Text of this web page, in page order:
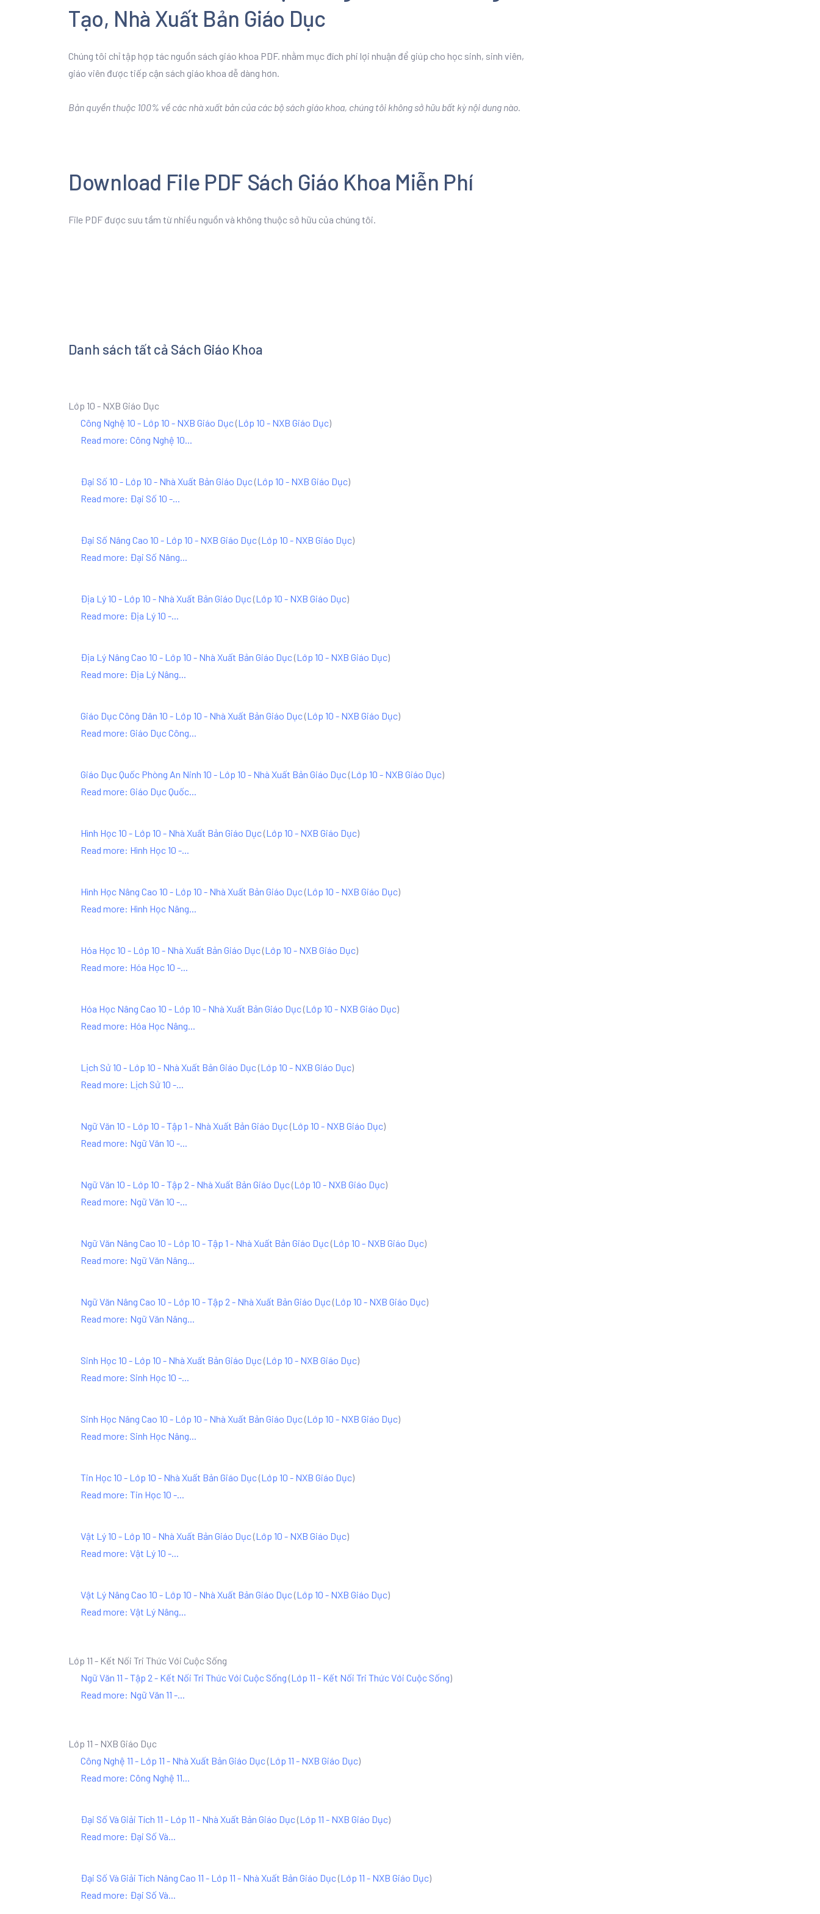
Tạo, Nhà Xuất Bản Giáo Dục
Chúng tôi chỉ tập hợp tác nguồn sách giáo khoa PDF. nhằm mục đích phi lợi nhuận để giúp cho học sinh, sinh viên,
giáo viên được tiếp cận sách giáo khoa dễ dàng hơn.
Bản quyền thuộc 100% về các nhà xuất bản của các bộ sách giáo khoa, chúng tôi không sở hữu bất kỳ nội dung nào.
Download File PDF Sách Giáo Khoa Miễn Phí
File PDF được sưu tầm từ nhiều nguồn và không thuộc sở hữu của chúng tôi.
Danh sách tất cả Sách Giáo Khoa
Lớp 10 - NXB Giáo Dục
Công Nghệ 10 - Lớp 10 - NXB Giáo Dục(Lớp 10 - NXB Giáo Dục)
Read more: Công Nghệ 10...
Đại Số 10 - Lớp 10 - Nhà Xuất Bản Giáo Dục(Lớp 10 - NXB Giáo Dục)
Read more: Đại Số 10 -...
Đại Số Nâng Cao 10 - Lớp 10 - NXB Giáo Dục(Lớp 10 - NXB Giáo Dục)
Read more: Đại Số Nâng...
Địa Lý 10 - Lớp 10 - Nhà Xuất Bản Giáo Dục(Lớp 10 - NXB Giáo Dục)
Read more: Địa Lý 10 -...
Địa Lý Nâng Cao 10 - Lớp 10 - Nhà Xuất Bản Giáo Dục(Lớp 10 - NXB Giáo Dục)
Read more: Địa Lý Nâng...
Giáo Dục Công Dân 10 - Lớp 10 - Nhà Xuất Bản Giáo Dục(Lớp 10 - NXB Giáo Dục)
Read more: Giáo Dục Công...
Giáo Dục Quốc Phòng An Ninh 10 - Lớp 10 - Nhà Xuất Bản Giáo Dục(Lớp 10 - NXB Giáo Dục)
Read more: Giáo Dục Quốc...
Hình Học 10 - Lớp 10 - Nhà Xuất Bản Giáo Dục(Lớp 10 - NXB Giáo Dục)
Read more: Hình Học 10 -...
Hình Học Nâng Cao 10 - Lớp 10 - Nhà Xuất Bản Giáo Dục(Lớp 10 - NXB Giáo Dục)
Read more: Hình Học Nâng...
Hóa Học 10 - Lớp 10 - Nhà Xuất Bản Giáo Dục(Lớp 10 - NXB Giáo Dục)
Read more: Hóa Học 10 -...
Hóa Học Nâng Cao 10 - Lớp 10 - Nhà Xuất Bản Giáo Dục(Lớp 10 - NXB Giáo Dục)
Read more: Hóa Học Nâng...
Lịch Sử 10 - Lớp 10 - Nhà Xuất Bản Giáo Dục(Lớp 10 - NXB Giáo Dục)
Read more: Lịch Sử 10 -...
Ngữ Văn 10 - Lớp 10 - Tập 1 - Nhà Xuất Bản Giáo Dục(Lớp 10 - NXB Giáo Dục)
Read more: Ngữ Văn 10 -...
Ngữ Văn 10 - Lớp 10 - Tập 2 - Nhà Xuất Bản Giáo Dục(Lớp 10 - NXB Giáo Dục)
Read more: Ngữ Văn 10 -...
Ngữ Văn Nâng Cao 10 - Lớp 10 - Tập 1 - Nhà Xuất Bản Giáo Dục(Lớp 10 - NXB Giáo Dục)
Read more: Ngữ Văn Nâng...
Ngữ Văn Nâng Cao 10 - Lớp 10 - Tập 2 - Nhà Xuất Bản Giáo Dục(Lớp 10 - NXB Giáo Dục)
Read more: Ngữ Văn Nâng...
Sinh Học 10 - Lớp 10 - Nhà Xuất Bản Giáo Dục(Lớp 10 - NXB Giáo Dục)
Read more: Sinh Học 10 -...
Sinh Học Nâng Cao 10 - Lớp 10 - Nhà Xuất Bản Giáo Dục(Lớp 10 - NXB Giáo Dục)
Read more: Sinh Học Nâng...
Tin Học 10 - Lớp 10 - Nhà Xuất Bản Giáo Dục(Lớp 10 - NXB Giáo Dục)
Read more: Tin Học 10 -...
Vật Lý 10 - Lớp 10 - Nhà Xuất Bản Giáo Dục(Lớp 10 - NXB Giáo Dục)
Read more: Vật Lý 10 -...
Vật Lý Nâng Cao 10 - Lớp 10 - Nhà Xuất Bản Giáo Dục(Lớp 10 - NXB Giáo Dục)
Read more: Vật Lý Nâng...
Lớp 11 - Kết Nối Tri Thức Với Cuộc Sống
Ngữ Văn 11 - Tập 2 - Kết Nối Tri Thức Với Cuộc Sống (Lớp 11 - Kết Nối Tri Thức Với Cuộc Sống)
Read more: Ngữ Văn 11 -...
Lớp 11 - NXB Giáo Dục
Công Nghệ 11 - Lớp 11 - Nhà Xuất Bản Giáo Dục(Lớp 11 - NXB Giáo Dục)
Read more: Công Nghệ 11...
Đại Số Và Giải Tích 11 - Lớp 11 - Nhà Xuất Bản Giáo Dục(Lớp 11 - NXB Giáo Dục)
Read more: Đại Số Và...
Đại Số Và Giải Tích Nâng Cao 11 - Lớp 11 - Nhà Xuất Bản Giáo Dục(Lớp 11 - NXB Giáo Dục)
Read more: Đại Số Và...